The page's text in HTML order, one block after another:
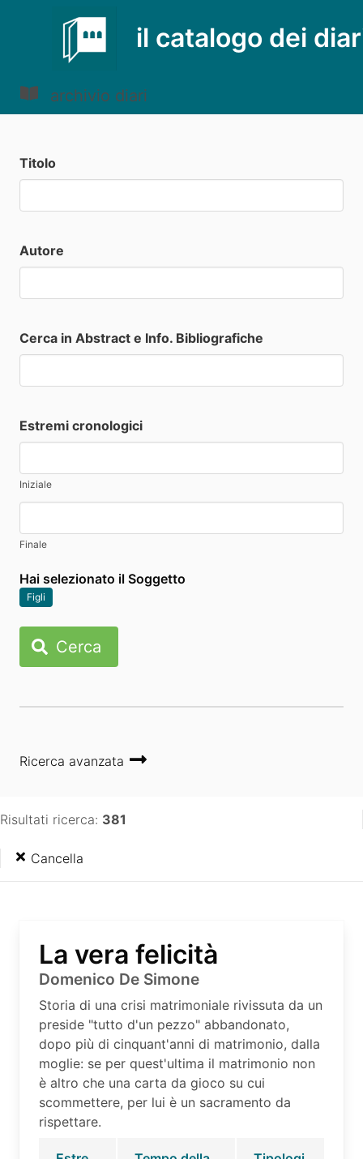
il catalogo dei
archivio diari
Titolo
Autore
Cerca in Abstract e Info. Bibliografiche
Estremi cronologici
Iniziale
Finale
Hai selezionato il Soggetto
Figli
Cerca
Ricerca avanzata
Risultati ricerca: 381
Cancella
La vera felicità
Domenico De Simone
Storia di una crisi matrimoniale rivissuta da un
preside "tutto d'un pezzo" abbandonato,
dopo più di cinquant'anni di matrimonio, dalla
moglie: se per quest'ultima il matrimonio non
è altro che una carta da gioco su cui
scommettere, per lui è un sacramento da
rispettare.